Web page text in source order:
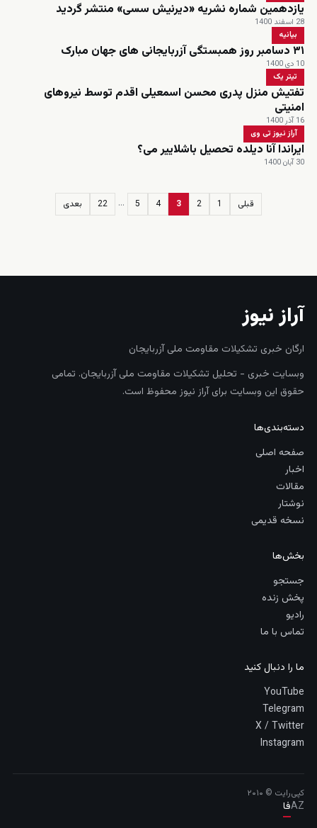
یازدهمین شماره نشریه «دیرنیش سسی» منتشر گردید
28 اسفند 1400
بیانیه
۳۱ دسامبر روز همبستگی آزربایجانی های جهان مبارک
10 دی 1400
تیتر یک
تفتیش منزل پدری محسن اسمعیلی اقدم توسط نیروهای
امنیتی
16 آذر 1400
آراز نیوز تی وی
ایراندا آنا دیلده تحصیل باشلاییر می؟
30 آبان 1400
قبلی 1
2
3
4
5
…
22 بعدی
آراز نیوز
ارگان خبری تشکیلات مقاومت ملی آزربایجان
وبسایت خبری - تحلیل تشکیلات مقاومت ملی آزربایجان. تمامی
حقوق این وبسایت برای آراز نیوز محفوظ است.
دسته‌بندی‌ها
صفحه اصلی
اخبار
مقالات
نوشتار
نسخه قدیمی
بخش‌ها
جستجو
پخش زنده
رادیو
تماس با ما
ما را دنبال کنید
YouTube
Telegram
X / Twitter
Instagram
کپی‌رایت © ۲۰۱۰
AZفا